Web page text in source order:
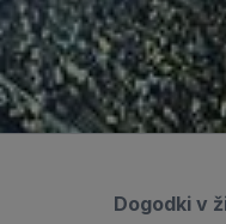
Dogodki v